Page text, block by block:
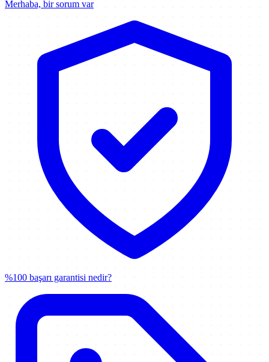
Merhaba, bir sorum var
%100 başarı garantisi nedir?